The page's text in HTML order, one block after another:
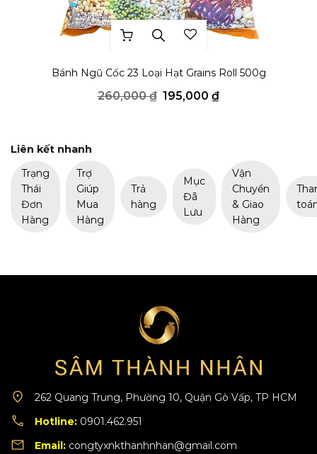
Bánh Ngũ Cốc 23 Loại Hạt Grains Roll 500g
260,000₫ Giá
gốc
195,000₫Giá
Liên kết nhanh
Trạng
Thái
Đơn
Hàng
Trợ
Giúp
Mua
Hàng
Trả
hàng
Mục
Đã
Lưu
Vận
Chuyển
& Giao
Hàng
262 Quang Trung, Phường 10, Quận Gò Vấp, TP HCM
Hotline: 0901.462.951
Email: congtyxnkthanhnhan@gmail.com